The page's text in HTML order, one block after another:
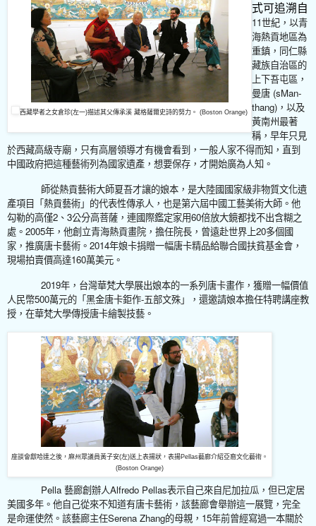
西藏學者之女倉珍(左一)描述其父傳承溪 藏格薩爾史詩的努力。 (Boston Orange)
式可追溯自
11世紀，以青
海熱貢地區為
重鎮，同仁縣
藏族自治區的
上下吾屯區，
曼唐 (sMan-
thang) ，以及
黃南州最著
稱，早年只見
於西藏高級寺廟，只有高層領導才有機會看到，一般人家不得而知，直到
中國政府把這種藝術列為國家遺產，想要保存，才開始廣為人知。
師從熱貢藝術大師夏吾才讓的娘本，是大陸國國家級非物質文化遺
產項目「熱貢藝術」的代表性傳承人，也是第六屆中國工藝美術大師。他
勾勒的高僅2 、 3公分高菩薩，連國際鑑定家用60倍放大鏡都找不出含糊之
處。 2005年，他創立青海熱貢畫院，擔任院長，曾遠赴世界上20多個國
家，推廣唐卡藝術。 2014年娘卡捐贈一幅唐卡精品給聯合國扶貧基金會，
現場拍賣價高達160萬美元。
2019年，台灣華梵大學展出娘本的一系列唐卡畫作，獲贈一幅價值
人民幣500萬元的「黑金唐卡鉅作-五部文殊」，還邀請娘本擔任特聘講座教
授，在華梵大學傳授唐卡繪製技藝。
座談會獻哈達之後，麻州眾議員黃子安(左)送上表揚狀，表揚Pellas藝廊介紹亞裔文化藝術。
(Boston Orange)
Pella 藝廊創辦人Alfredo Pellas表示自己來自尼加拉瓜，但已定居
美國多年。他自己從來不知道有唐卡藝術，該藝廊會舉辦這一展覽，完全
是命運使然。該藝廊主任Serena Zhang的母親， 15年前曾經寫過一本關於